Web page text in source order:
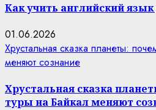
Как учить английский язык
01.06.2026
Хрустальная сказка планеты:
меняют сознание
Хрустальная сказка
туры на Байкал меняют